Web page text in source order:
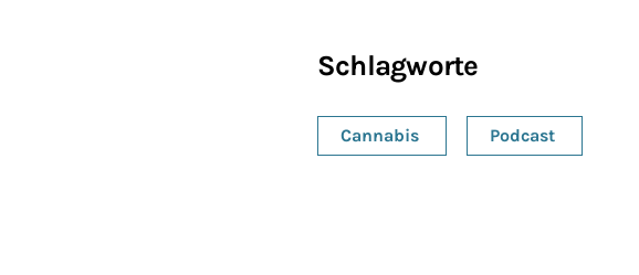
Schlagworte
Cannabis Podcast